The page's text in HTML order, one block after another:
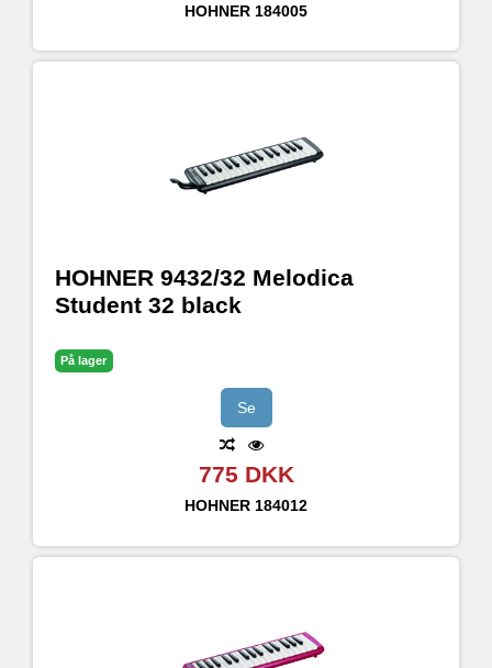
HOHNER 184005
HOHNER 9432/32 Melodica
Student 32 black
På lager
Se
775 DKK
HOHNER 184012